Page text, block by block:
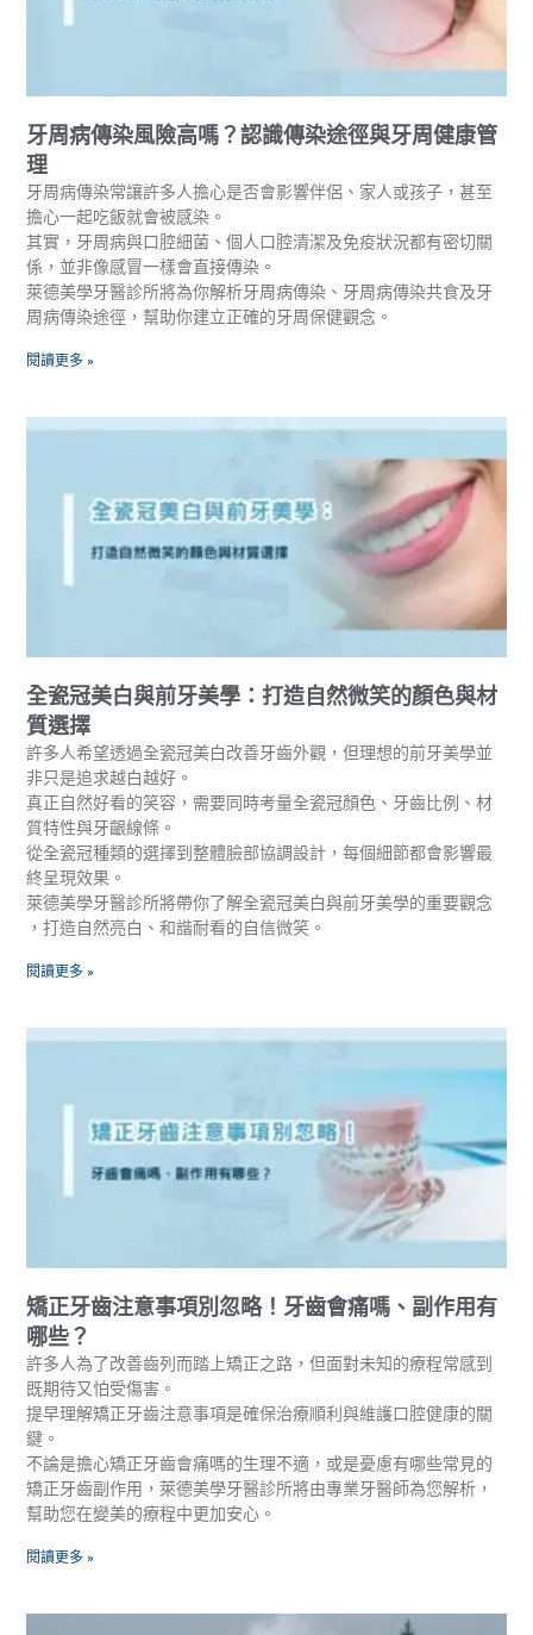
牙周病傳染風險高嗎？認識傳染途徑與牙周健康管
理
牙周病傳染常讓許多人擔心是否會影響伴侶、家人或孩子，甚至
擔心一起吃飯就會被感染。
其實，牙周病與口腔細菌、個人口腔清潔及免疫狀況都有密切關
係，並非像感冒一樣會直接傳染。
萊德美學牙醫診所將為你解析牙周病傳染、牙周病傳染共食及牙
周病傳染途徑，幫助你建立正確的牙周保健觀念。
閱讀更多 »
全瓷冠美白與前牙美學：打造自然微笑的顏色與材
質選擇
許多人希望透過全瓷冠美白改善牙齒外觀，但理想的前牙美學並
非只是追求越白越好。
真正自然好看的笑容，需要同時考量全瓷冠顏色、牙齒比例、材
質特性與牙齦線條。
從全瓷冠種類的選擇到整體臉部協調設計，每個細節都會影響最
終呈現效果。
萊德美學牙醫診所將帶你了解全瓷冠美白與前牙美學的重要觀念
，打造自然亮白、和諧耐看的自信微笑。
閱讀更多 »
矯正牙齒注意事項別忽略！牙齒會痛嗎、副作用有
哪些？
許多人為了改善齒列而踏上矯正之路，但面對未知的療程常感到
既期待又怕受傷害。
提早理解矯正牙齒注意事項是確保治療順利與維護口腔健康的關
鍵。
不論是擔心矯正牙齒會痛嗎的生理不適，或是憂慮有哪些常見的
矯正牙齒副作用，萊德美學牙醫診所將由專業牙醫師為您解析，
幫助您在變美的療程中更加安心。
閱讀更多 »